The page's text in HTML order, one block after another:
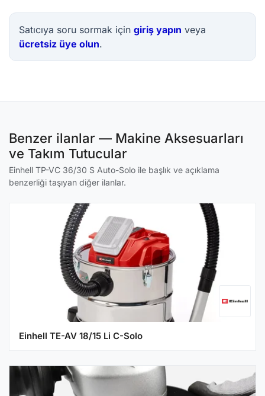
Satıcıya soru sormak için giriş yapın veya
ücretsiz üye olun.
Benzer ilanlar — Makine Aksesuarları
ve Takım Tutucular
Einhell TP-VC 36/30 S Auto-Solo ile başlık ve açıklama
benzerliği taşıyan diğer ilanlar.
Einhell TE-AV 18/15 Li C-Solo